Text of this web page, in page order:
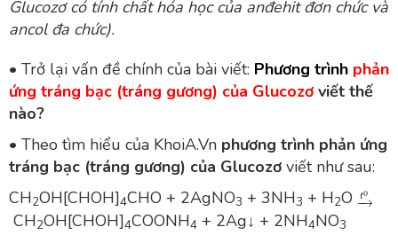
Glucozơ có tính chất hóa học của anđehit đơn chức và
ancol đa chức).
• Trở lại vấn đề chính của bài viết: Phương trình phản
ứng tráng bạc (tráng gương) của Glucozơ viết thế
nào?
• Theo tìm hiểu của KhoiA.Vn phương trình phản ứng
tráng bạc (tráng gương) của Glucozơ viết như sau:
CH2OH[CHOH]4CHO + 2AgNO3 + 3NH3 + H2O
CH2OH[CHOH]4COONH4 + 2Ag↓ + 2NH4NO3